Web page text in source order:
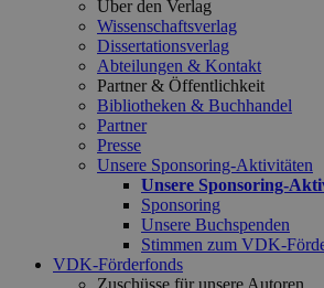
Über den Verlag
Wissenschaftsverlag
Dissertationsverlag
Abteilungen & Kontakt
Partner & Öffentlichkeit
Bibliotheken & Buchhandel
Partner
Presse
Unsere Sponsoring-Aktivitäten
Unsere Sponsoring-
Sponsoring
Unsere Buchspenden
Stimmen zum VDK-
VDK-Förderfonds
Zuschüsse für unsere Autoren